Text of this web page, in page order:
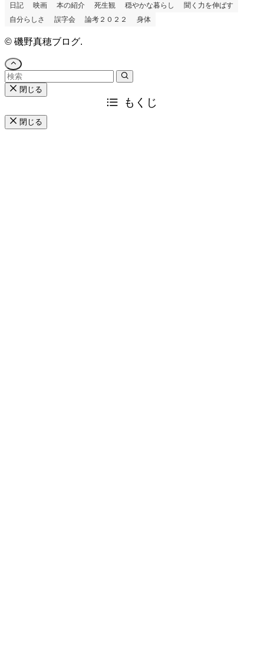
日記
映画 本の紹介 死生観 穏やかな暮らし
聞く力を伸ばす
自分らしさ
誤字会 論考２０２２ 身体
© 磯野真穂ブログ.
閉じる
もくじ
閉じる